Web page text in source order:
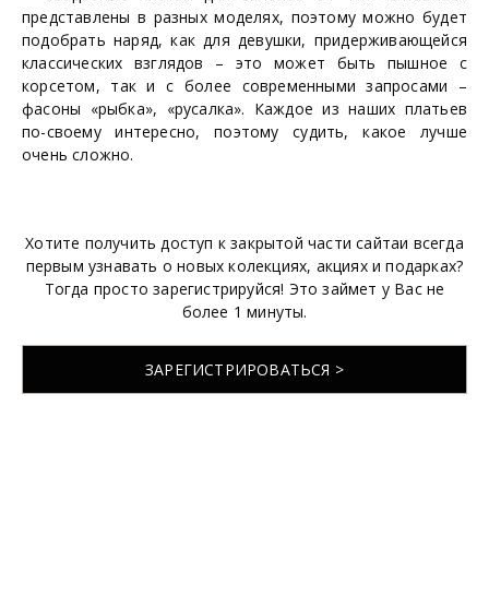
представлены в разных моделях, поэтому можно будет
подобрать наряд, как для девушки, придерживающейся
классических взглядов – это может быть пышное с
корсетом, так и с более современными запросами –
фасоны «рыбка», «русалка». Каждое из наших платьев
по-своему интересно, поэтому судить, какое лучше
очень сложно.
Хотите получить доступ к закрытой части сайтаи всегда
первым узнавать о новых колекциях, акциях и подарках?
Тогда просто зарегистрируйся! Это займет у Вас не
более 1 минуты.
ЗАРЕГИСТРИРОВАТЬСЯ >